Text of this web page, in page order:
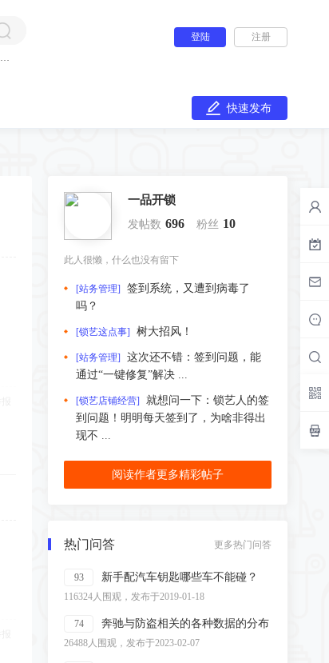
登陆 注册
快速发布
一品开锁
发帖数 696 粉丝 10
此人很懒，什么也没有留下
[站务管理]
签到系统，又遭到病毒了
吗？
[锁艺这点事] 树大招风！
[站务管理]
这次还不错：签到问题，能
通过“一键修复”解决 ...
[锁艺店铺经营]
就想问一下：锁艺人的签
到问题！明明每天签到了，为啥非得出
现不 ...
阅读作者更多精彩帖子
热门问答 更多热门问答
93 新手配汽车钥匙哪些车不能碰？
116324人围观，发布于2019-01-18
74 奔驰与防盗相关的各种数据的分布
26488人围观，发布于2023-02-07